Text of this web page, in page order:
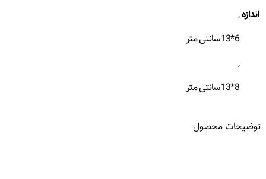
اندازه,
6*13سانتی متر
,
8*13سانتی متر
توضیحات محصول